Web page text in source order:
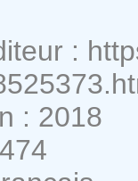
:
: 2018